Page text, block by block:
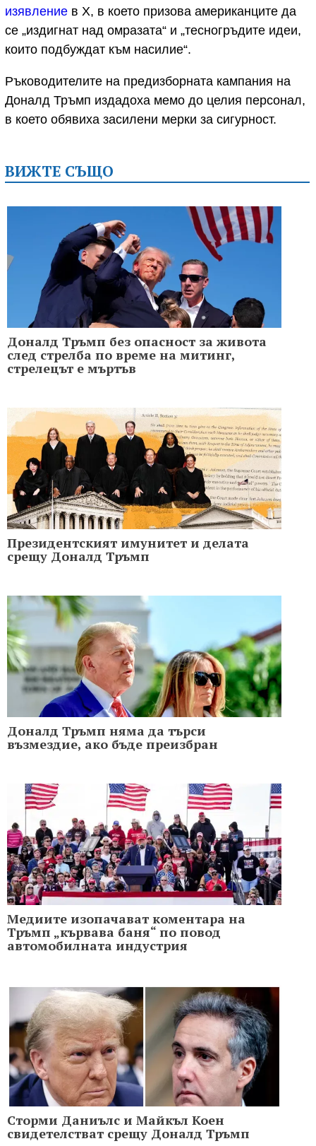
изявление в Х, в което призова американците да
се „издигнат над омразата“ и „тесногръдите идеи,
които подбуждат към насилие“.
Ръководителите на предизборната кампания на
Доналд Тръмп издадоха мемо до целия персонал,
в което обявиха засилени мерки за сигурност.
ВИЖТЕ СЪЩО
Доналд Тръмп без опасност за живота
след стрелба по време на митинг,
стрелецът е мъртъв
Президентският имунитет и делата
срещу Доналд Тръмп
Доналд Тръмп няма да търси
възмездие, ако бъде преизбран
Медиите изопачават коментара на
Тръмп „кървава баня“ по повод
автомобилната индустрия
Сторми Даниълс и Майкъл Коен
свидетелстват срещу Доналд Тръмп